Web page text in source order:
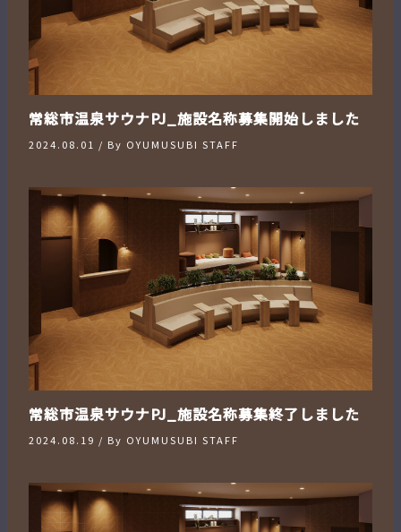
常総市温泉サウナPJ_施設名称募集開始しました
2024.08.01 / By OYUMUSUBI STAFF
常総市温泉サウナPJ_施設名称募集終了しました
2024.08.19 / By OYUMUSUBI STAFF